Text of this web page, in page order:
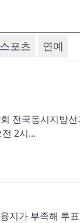
스포츠 연예
전국동시지방
2시...
지가 부족해 투